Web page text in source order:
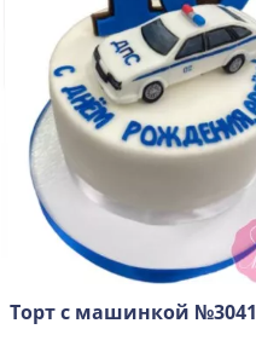
Торт с машинкой №3041